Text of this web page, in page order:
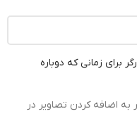
برای زمانی که دوباره
به اضافه کردن تصاویر در